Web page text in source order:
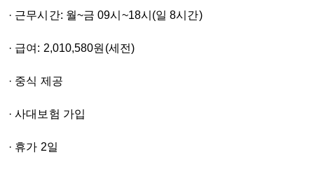
· 근무시간: 월~금 09시~18시(일 8시간)
· 급여: 2,010,580원(세전)
· 중식 제공
· 사대보험 가입
· 휴가 2일